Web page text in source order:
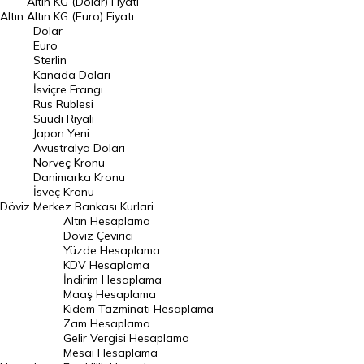
Euro Kuru
Pound Kuru
Frank Kuru
Riyal Kuru
Avustralya Doları
Danimarka Kronu Kuru
Kanada Doları Kuru
Norveç Kronu Kuru
İsveç Kronu Kuru
Japon Yeni Kuru
Serbest Piyasa Döviz Kurları
Merkez Bankası Döviz Kurları
Altın Altın KG (Euro) Fiyatı
Döviz
Dolar
Euro
Sterlin
Kanada Doları
İsviçre Frangı
Rus Rublesi
Suudi Riyali
Japon Yeni
Avustralya Doları
Norveç Kronu
Danimarka Kronu
İsveç Kronu
Merkez Bankası Kurlari
Altın Hesaplama
Döviz Çevirici
Yüzde Hesaplama
KDV Hesaplama
İndirim Hesaplama
Maaş Hesaplama
Kıdem Tazminatı Hesaplama
Zam Hesaplama
Gelir Vergisi Hesaplama
Mesai Hesaplama